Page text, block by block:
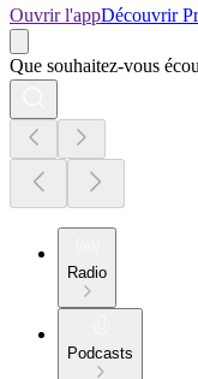
Ouvrir l'appDécouvrir
Que souhaitez-vous
Radio
Podcasts